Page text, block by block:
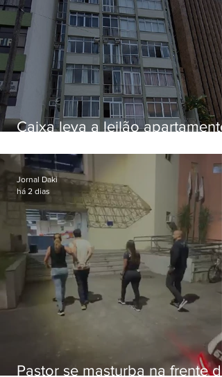
Caixa leva a leilão apartamento
Botafogo
Pastor se masturba na frente de
Jornal Daki
há 2 dias